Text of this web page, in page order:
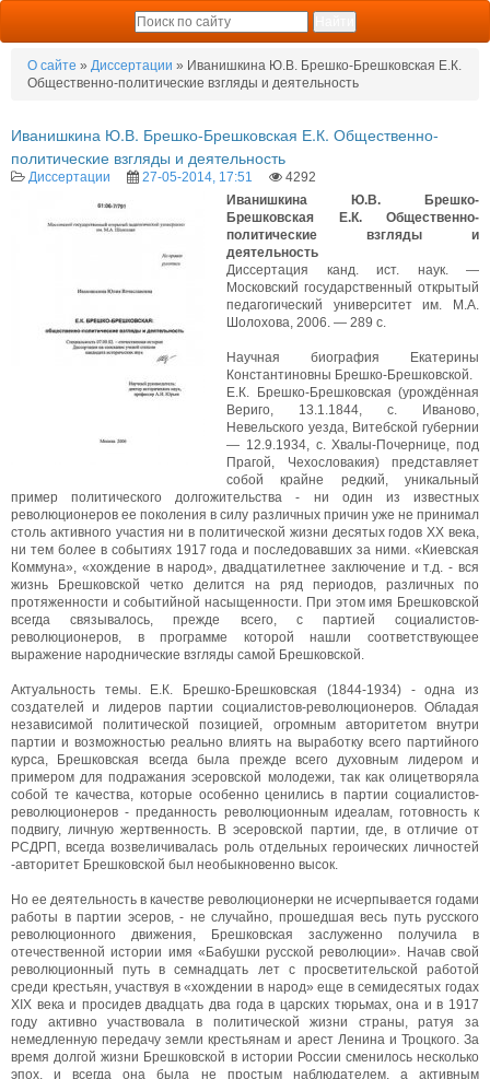
О сайте » Диссертации » Иванишкина Ю.В. Брешко-Брешковская Е.К.
Общественно-политические взгляды и деятельность
Иванишкина Ю.В. Брешко-Брешковская Е.К. Общественно-
политические взгляды и деятельность
Диссертации 27-05-2014, 17:51
4292
Иванишкина Ю.В. Брешко-
Брешковская Е.К. Общественно-
политические взгляды и
деятельность
Диссертация канд. ист. наук. —
Московский государственный открытый
педагогический университет им. М.А.
Шолохова, 2006. — 289 с.
Научная биография Екатерины
Константиновны Брешко-Брешковской.
Е.К. Брешко-Брешковская (урождённая
Вериго, 13.1.1844, с. Иваново,
Невельского уезда, Витебской губернии
— 12.9.1934, с. Хвалы-Почернице, под
Прагой, Чехословакия) представляет
собой крайне редкий, уникальный
пример политического долгожительства - ни один из известных
революционеров ее поколения в силу различных причин уже не принимал
столь активного участия ни в политической жизни десятых годов XX века,
ни тем более в событиях 1917 года и последовавших за ними. «Киевская
Коммуна», «хождение в народ», двадцатилетнее заключение и т.д. - вся
жизнь Брешковской четко делится на ряд периодов, различных по
протяженности и событийной насыщенности. При этом имя Брешковской
всегда связывалось, прежде всего, с партией социалистов-
революционеров, в программе которой нашли соответствующее
выражение народнические взгляды самой Брешковской.
Актуальность темы. Е.К. Брешко-Брешковская (1844-1934) - одна из
создателей и лидеров партии социалистов-революционеров. Обладая
независимой политической позицией, огромным авторитетом внутри
партии и возможностью реально влиять на выработку всего партийного
курса, Брешковская всегда была прежде всего духовным лидером и
примером для подражания эсеровской молодежи, так как олицетворяла
собой те качества, которые особенно ценились в партии социалистов-
революционеров - преданность революционным идеалам, готовность к
подвигу, личную жертвенность. В эсеровской партии, где, в отличие от
РСДРП, всегда возвеличивалась роль отдельных героических личностей
-авторитет Брешковской был необыкновенно высок.
Но ее деятельность в качестве революционерки не исчерпывается годами
работы в партии эсеров, - не случайно, прошедшая весь путь русского
революционного движения, Брешковская заслуженно получила в
отечественной истории имя «Бабушки русской революции». Начав свой
революционный путь в семнадцать лет с просветительской работой
среди крестьян, участвуя в «хождении в народ» еще в семидесятых годах
XIX века и просидев двадцать два года в царских тюрьмах, она и в 1917
году активно участвовала в политической жизни страны, ратуя за
немедленную передачу земли крестьянам и арест Ленина и Троцкого. За
время долгой жизни Брешковской в истории России сменилось несколько
эпох, и всегда она была не простым наблюдателем, а активным